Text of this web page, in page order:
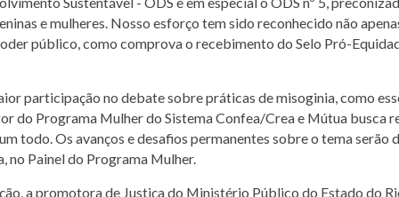
e mulheres. Nosso esforço tem sido reconhecido não
público, como comprova o recebimento do Selo Pró-
participação no debate sobre práticas de misoginia, como
do Programa Mulher do Sistema Confea/Crea e Mútua busca
todo. Os avanços e desafios permanentes sobre o tema
no Painel do Programa Mulher.
a promotora de Justiça do Ministério Público do Estado do